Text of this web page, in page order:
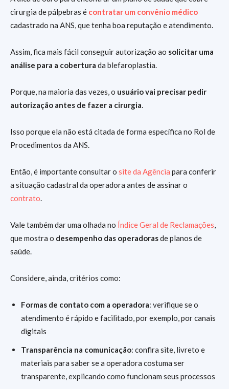
cirurgia de pálpebras é contratar um convênio médico
cadastrado na ANS, que tenha boa reputação e atendimento.
Assim, fica mais fácil conseguir autorização ao solicitar uma
análise para a cobertura da blefaroplastia.
Porque, na maioria das vezes, o usuário vai precisar pedir
autorização antes de fazer a cirurgia.
Isso porque ela não está citada de forma específica no Rol de
Procedimentos da ANS.
Então, é importante consultar o site da Agência para conferir
a situação cadastral da operadora antes de assinar o
contrato.
Vale também dar uma olhada no Índice Geral de Reclamações,
que mostra o desempenho das operadorasde planos de
saúde.
Considere, ainda, critérios como:
Formas de contato com a operadora: verifique se o
atendimento é rápido e facilitado, por exemplo, por canais
digitais
Transparência na comunicação: confira site, livreto e
materiais para saber se a operadora costuma ser
transparente, explicando como funcionam seus processos